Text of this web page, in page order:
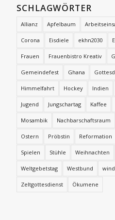
SCHLAGWÖRTER
Allianz Apfelbaum
Corona Eisdiele ekhn2030
Frauen Frauenbistro Kreativ
Gemeindefest Ghana
Himmelfahrt Hockey Indien
Jugend Jungschartag Kaffee
Mosambik Nachbarschaftsraum
Ostern Pröbstin Reformation
Spielen Stühle Weihnachten
Weltgebetstag Westbund
Zeltgottesdienst Ökumene